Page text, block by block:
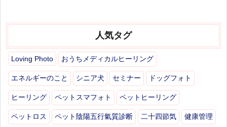
人気タグ
Loving Photo おうちメディカルヒーリング
エネルギーのこと シニア犬 セミナー ドッグフォト
ヒーリング ペットスマフォト ペットヒーリング
ペットロス ペット陰陽五行氣質診断 二十四節気 健康管理